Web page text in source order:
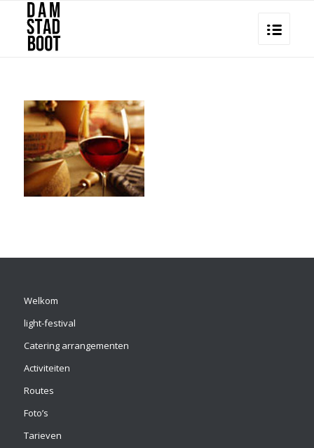
Welkom
light-festival
Catering arrangementen
Activiteiten
Routes
Foto’s
Tarieven